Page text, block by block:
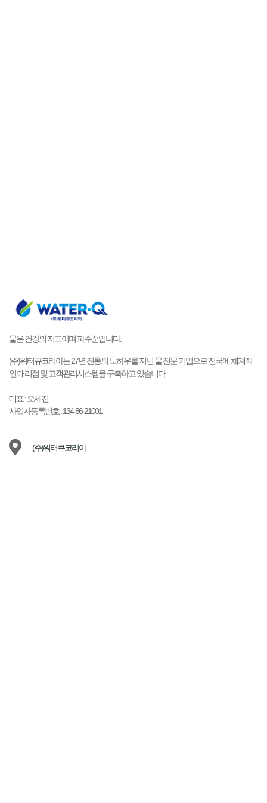
물은 건강의 지표이며 파수꾼입니다.
(주)워터큐코리아는 27년 전통의 노하우를 지닌 물 전문 기업으로 전국에 체계적
인 대리점 및 고객관리시스템을 구축하고 있습니다.
대표 : 오세진
사업자등록번호 : 134-86-21001
(주)워터큐코리아